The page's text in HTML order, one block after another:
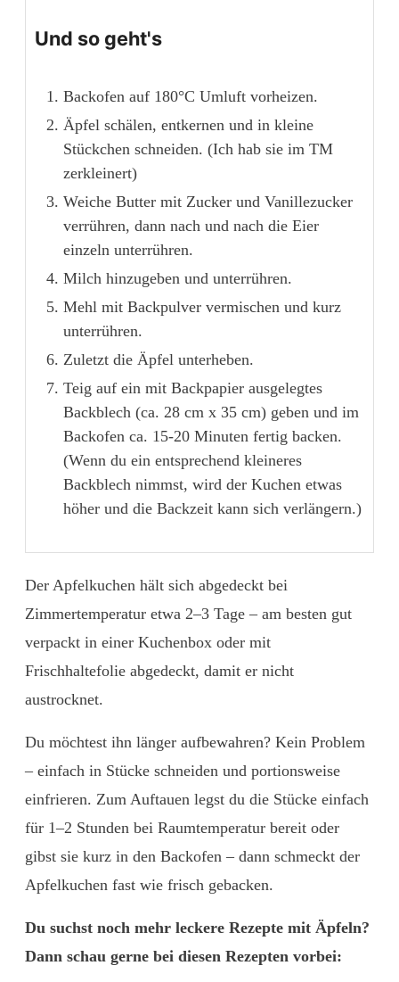
Und so geht's
Backofen auf 180°C Umluft vorheizen.
Äpfel schälen, entkernen und in kleine
Stückchen schneiden. (Ich hab sie im TM
zerkleinert)
Weiche Butter mit Zucker und Vanillezucker
verrühren, dann nach und nach die Eier
einzeln unterrühren.
Milch hinzugeben und unterrühren.
Mehl mit Backpulver vermischen und kurz
unterrühren.
Zuletzt die Äpfel unterheben.
Teig auf ein mit Backpapier ausgelegtes
Backblech (ca. 28 cm x 35 cm) geben und im
Backofen ca. 15-20 Minuten fertig backen.
(Wenn du ein entsprechend kleineres
Backblech nimmst, wird der Kuchen etwas
höher und die Backzeit kann sich verlängern.)
Der Apfelkuchen hält sich abgedeckt bei
Zimmertemperatur etwa 2–3 Tage – am besten gut
verpackt in einer Kuchenbox oder mit
Frischhaltefolie abgedeckt, damit er nicht
austrocknet.
Du möchtest ihn länger aufbewahren? Kein Problem
– einfach in Stücke schneiden und portionsweise
einfrieren. Zum Auftauen legst du die Stücke einfach
für 1–2 Stunden bei Raumtemperatur bereit oder
gibst sie kurz in den Backofen – dann schmeckt der
Apfelkuchen fast wie frisch gebacken.
Du suchst noch mehr leckere Rezepte mit Äpfeln?
Dann schau gerne bei diesen Rezepten vorbei: